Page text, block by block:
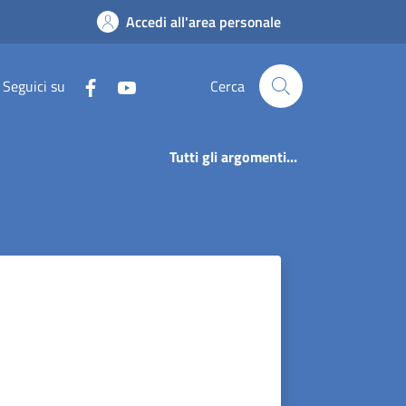
Accedi all'area personale
Seguici su Cerca
Tutti gli argomenti...